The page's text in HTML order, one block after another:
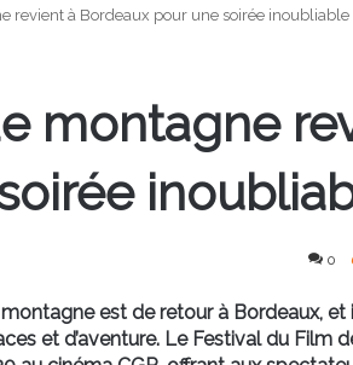
revient à Bordeaux pour une soirée inoubliable
montagne
0
est de retour à Bordeaux, et
et d’aventure. Le Festival du Film